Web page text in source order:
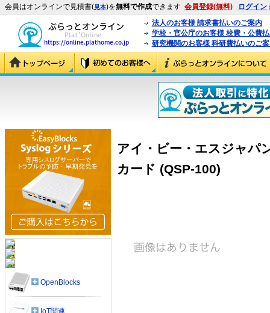
会員はオンラインで見積書(見本)を無料で作成できます 会員登録(無料) ログイン
法人のお客様 請求書払いのご案内
学校・官公庁のお客様 校費・公費
研究機関のお客様 科研費払いのご
アイ・ビー・エスジャパ
カード (QSP-100)
OpenBlocks
IoT関連